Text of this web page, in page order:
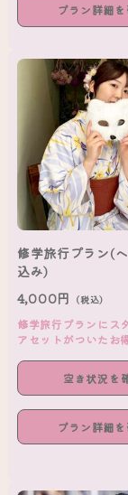
プラン詳細
修学旅行プラン(
込み)
4,000円 （税込）
修学旅行プランにス
アセットがついたお
空き状況を
プラン詳細